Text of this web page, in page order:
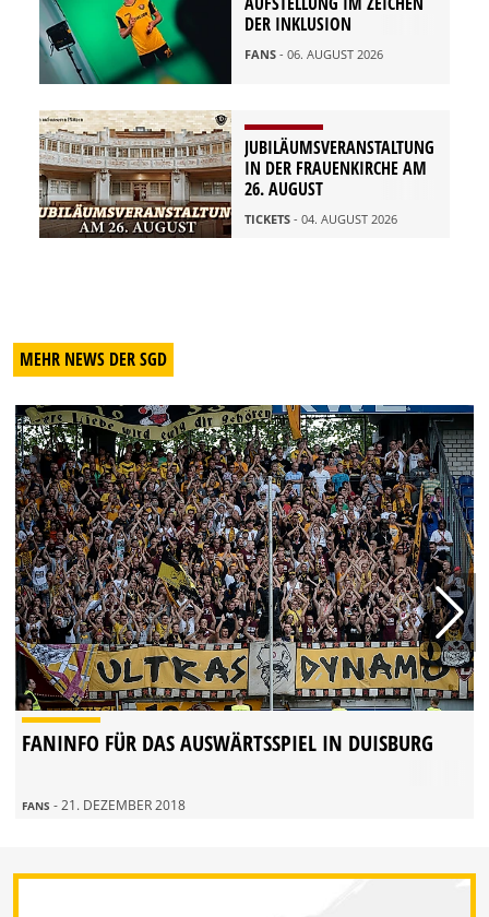
DER INKLUSION
FANS - 06. AUGUST 2026
JUBILÄUMSVERANSTALTUNG
IN DER FRAUENKIRCHE AM
26. AUGUST
TICKETS - 04. AUGUST 2026
MEHR NEWS DER SGD
FANINFO FÜR DAS AUSWÄRTSSPIEL IN DUISBURG
FANS - 21. DEZEMBER 2018